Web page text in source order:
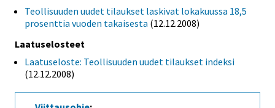
Teollisuuden uudet tilaukset laskivat lokakuussa 18,5
prosenttia vuoden takaisesta (12.12.2008)
Laatuselosteet
Laatuseloste: Teollisuuden uudet tilaukset indeksi
(12.12.2008)